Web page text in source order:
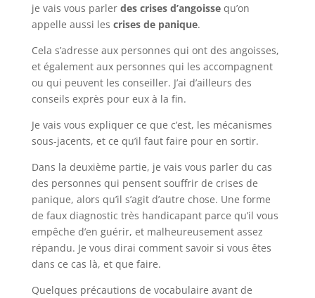
je vais vous parler des crises d’angoissequ’on
appelle aussi les crises de panique.
Cela s’adresse aux personnes qui ont des angoisses,
et également aux personnes qui les accompagnent
ou qui peuvent les conseiller. J’ai d’ailleurs des
conseils exprès pour eux à la fin.
Je vais vous expliquer ce que c’est, les mécanismes
sous-jacents, et ce qu’il faut faire pour en sortir.
Dans la deuxième partie, je vais vous parler du cas
des personnes qui pensent souffrir de crises de
panique, alors qu’il s’agit d’autre chose. Une forme
de faux diagnostic très handicapant parce qu’il vous
empêche d’en guérir, et malheureusement assez
répandu. Je vous dirai comment savoir si vous êtes
dans ce cas là, et que faire.
Quelques précautions de vocabulaire avant de